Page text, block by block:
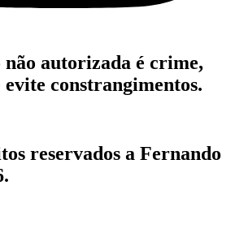
autorizada é crime,
evite constrangimentos.
reservados a Fernando